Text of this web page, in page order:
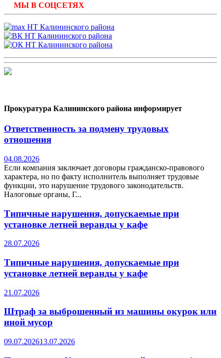
МЫ В СОЦСЕТЯХ
Прокуратура Калининского района информирует
Ответственность за подмену трудовых
отношения
04.08.2026
Если компания заключает договоры гражданско-правового
характера, но по факту исполнитель выполняет трудовые
функции, это нарушение трудового законодательств.
Налоговые органы, Г...
Типичные нарушения, допускаемые при
установке летней веранды у кафе
28.07.2026
Типичные нарушения, допускаемые при
установке летней веранды у кафе
21.07.2026
Штраф за выброшенный из машины окурок или
иной мусор
09.07.202613.07.2026